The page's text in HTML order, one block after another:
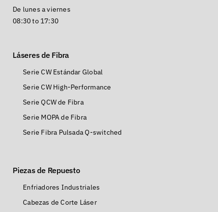
De lunes a viernes
08:30 to 17:30
Láseres de Fibra
Serie CW Estándar Global
Serie CW High-Performance
Serie QCW de Fibra
Serie MOPA de Fibra
Serie Fibra Pulsada Q-switched
Piezas de Repuesto
Enfriadores Industriales
Cabezas de Corte Láser